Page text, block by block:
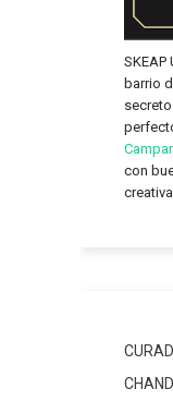
SKEAP
barrio
con